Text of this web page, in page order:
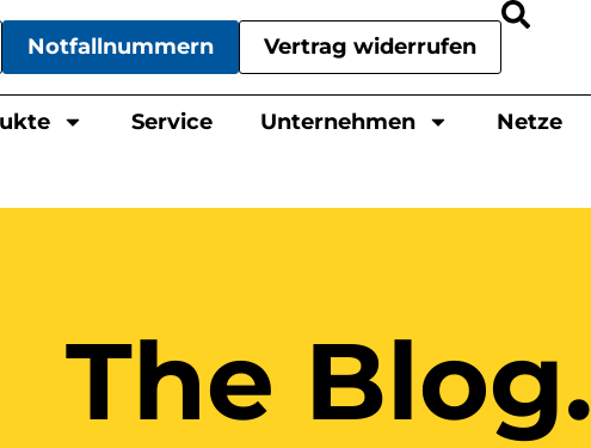
Notfallnummern Vertrag widerrufen
Service Unternehmen Netze
The Blog.